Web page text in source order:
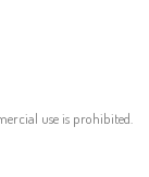
use is prohibited.